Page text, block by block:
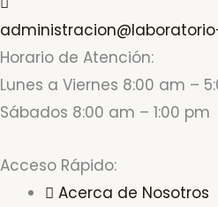
Horario de Atención:
Lunes a Viernes 8:00 am –
Sábados 8:00 am – 1:00 pm
Acceso Rápido:
Acerca de Nosotros